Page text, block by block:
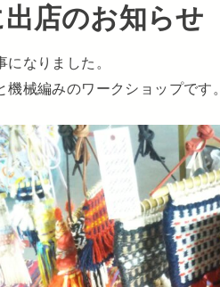
店のお知らせ
なりました。
械編みのワークショップです。